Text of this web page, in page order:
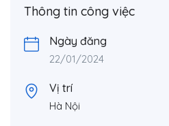
Thông tin công việc
Ngày đăng
22/01/2024
Vị trí
Hà Nội